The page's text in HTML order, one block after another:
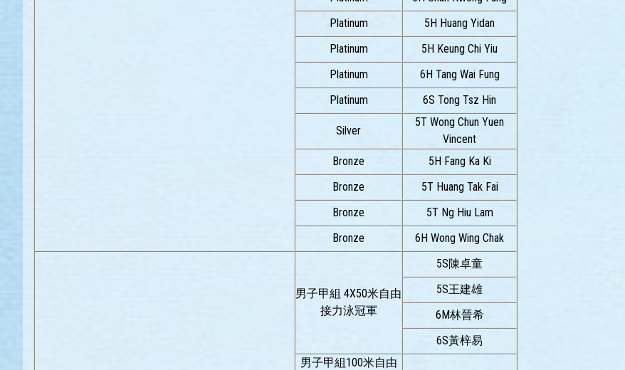
Platinum
5H Huang Yidan
Platinum
5H Keung Chi Yiu
Platinum
6H Tang Wai Fung
Platinum
6S Tong Tsz Hin
Silver
5T Wong Chun Yuen
Vincent
Bronze
5H Fang Ka Ki
Bronze
5T Huang Tak Fai
Bronze
5T Ng Hiu Lam
Bronze
6H Wong Wing Chak
男子甲組 4X50米自由
接力泳冠軍
5S陳卓童
5S王建雄
6M林晉希
6S黃梓易
男子甲組100米自由